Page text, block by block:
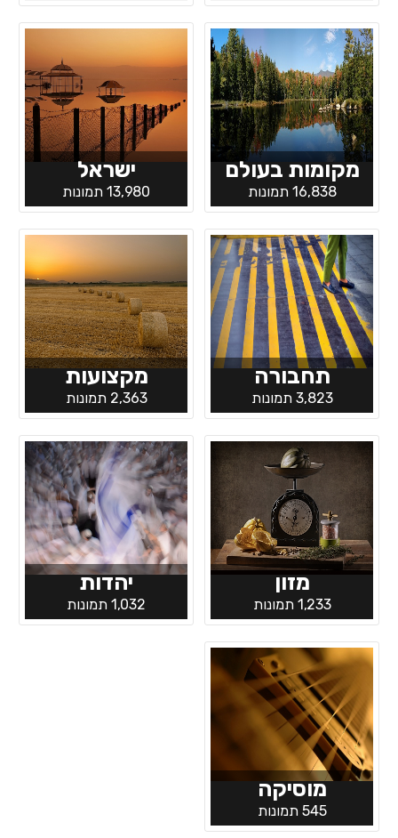
מקומות בעולם
16,838 תמונות
ישראל
13,980 תמונות
תחבורה
3,823 תמונות
מקצועות
2,363 תמונות
מזון
1,233 תמונות
יהדות
1,032 תמונות
מוסיקה
545 תמונות